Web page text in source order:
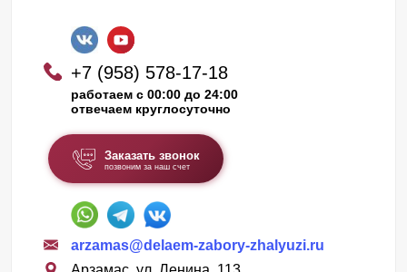
+7 (958) 578-17-18
работаем с 00:00 до 24:00
отвечаем круглосуточно
Заказать звонок
позвоним за наш счет
arzamas@delaem-zabory-zhalyuzi.ru